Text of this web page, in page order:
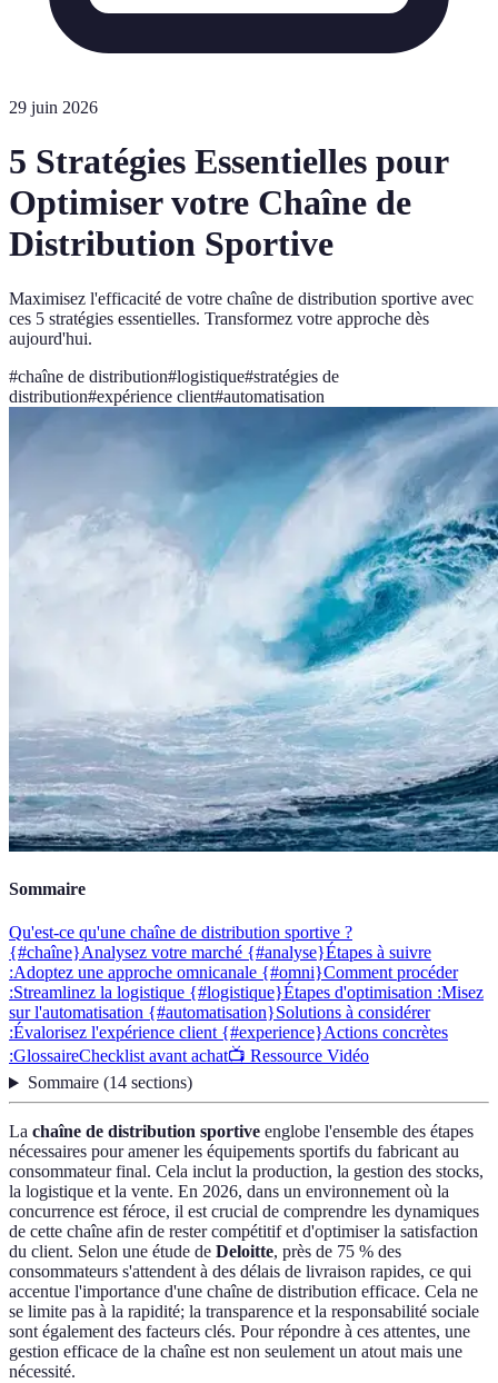
29 juin 2026
5 Stratégies Essentielles pour
Optimiser votre Chaîne de
Distribution Sportive
Maximisez l'efficacité de votre chaîne de distribution sportive avec
ces 5 stratégies essentielles. Transformez votre approche dès
aujourd'hui.
#chaîne de distribution#logistique#stratégies de
distribution#expérience client#automatisation
Sommaire
Qu'est-ce qu'une chaîne de distribution sportive ?
{#chaîne}Analysez votre marché {#analyse}Étapes à suivre
:Adoptez une approche omnicanale {#omni}Comment procéder
:Streamlinez la logistique {#logistique}Étapes d'optimisation :Misez
sur l'automatisation {#automatisation}Solutions à considérer
:Évalorisez l'expérience client {#experience}Actions concrètes
:GlossaireChecklist avant achat📺 Ressource Vidéo
Sommaire(14 sections)
La chaîne de distribution sportive englobe l'ensemble des étapes
nécessaires pour amener les équipements sportifs du fabricant au
consommateur final. Cela inclut la production, la gestion des stocks,
la logistique et la vente. En 2026, dans un environnement où la
concurrence est féroce, il est crucial de comprendre les dynamiques
de cette chaîne afin de rester compétitif et d'optimiser la satisfaction
du client. Selon une étude de Deloitte, près de 75 % des
consommateurs s'attendent à des délais de livraison rapides, ce qui
accentue l'importance d'une chaîne de distribution efficace. Cela ne
se limite pas à la rapidité; la transparence et la responsabilité sociale
sont également des facteurs clés. Pour répondre à ces attentes, une
gestion efficace de la chaîne est non seulement un atout mais une
nécessité.